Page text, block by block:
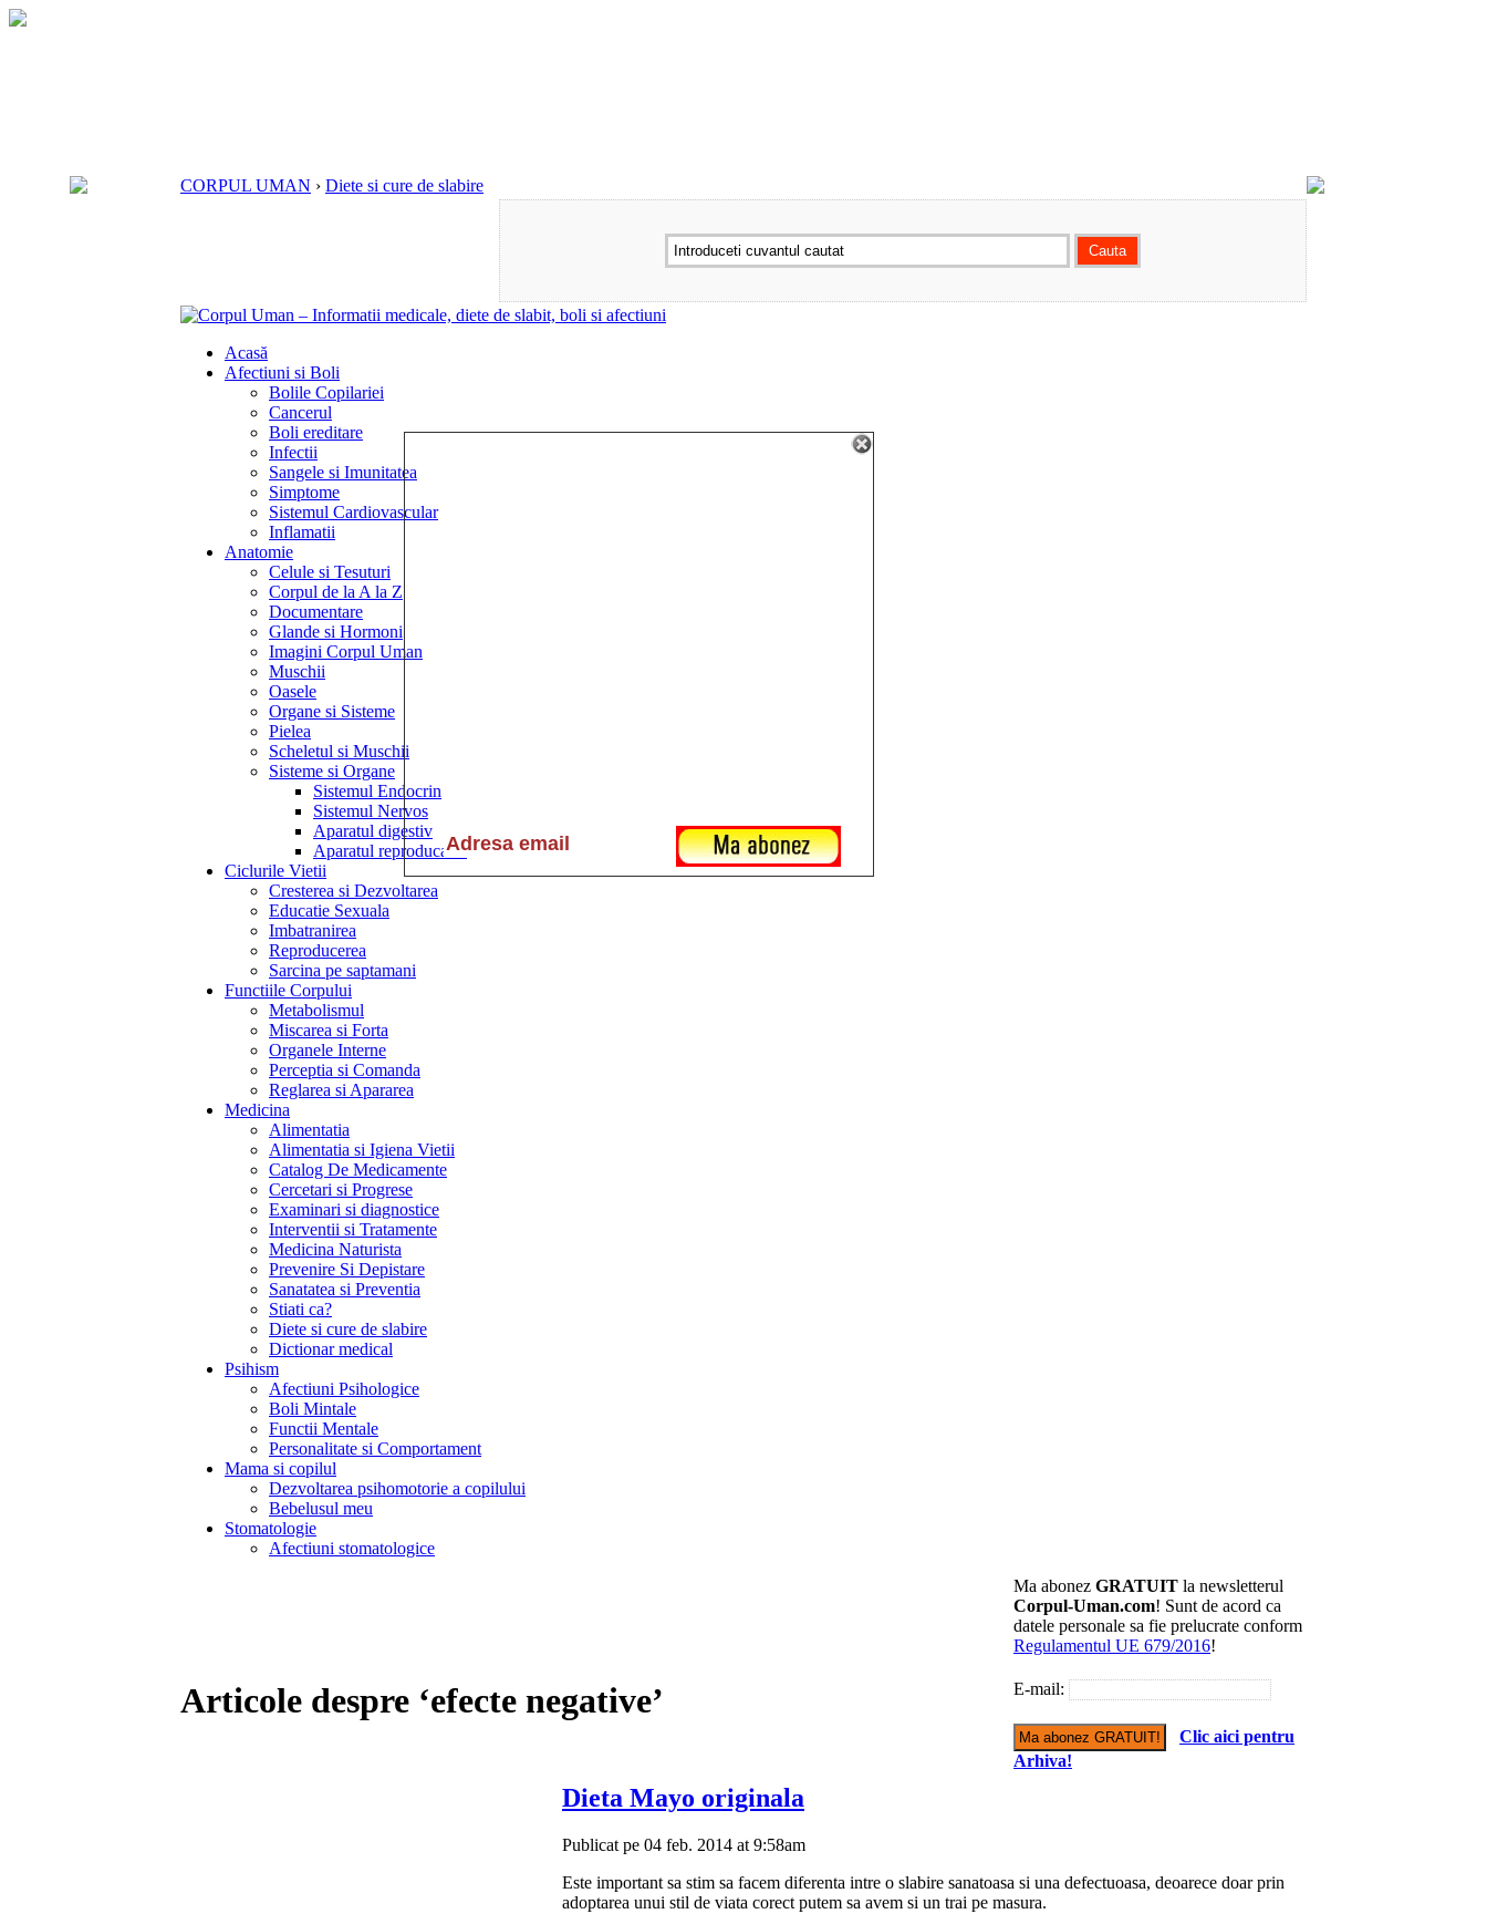
CORPUL UMAN › Diete si cure de slabire
Acasă
Afectiuni si Boli
Bolile Copilariei
Cancerul
Boli ereditare
Infectii
Sangele si Imunitatea
Simptome
Sistemul Cardiovascular
Inflamatii
Anatomie
Celule si Tesuturi
Corpul de la A la Z
Documentare
Glande si Hormoni
Imagini Corpul Uman
Muschii
Oasele
Organe si Sisteme
Pielea
Scheletul si Muschii
Sisteme si Organe
Sistemul Endocrin
Sistemul Nervos
Aparatul digestiv
Aparatul reproducator
Ciclurile Vietii
Cresterea si Dezvoltarea
Educatie Sexuala
Imbatranirea
Reproducerea
Sarcina pe saptamani
Functiile Corpului
Metabolismul
Miscarea si Forta
Organele Interne
Perceptia si Comanda
Reglarea si Apararea
Medicina
Alimentatia
Alimentatia si Igiena Vietii
Catalog De Medicamente
Cercetari si Progrese
Examinari si diagnostice
Interventii si Tratamente
Medicina Naturista
Prevenire Si Depistare
Sanatatea si Preventia
Stiati ca?
Diete si cure de slabire
Dictionar medical
Psihism
Afectiuni Psihologice
Boli Mintale
Functii Mentale
Personalitate si Comportament
Mama si copilul
Dezvoltarea psihomotorie a copilului
Bebelusul meu
Stomatologie
Afectiuni stomatologice
Ma abonez GRATUIT la newsletterul
Corpul-Uman.com! Sunt de acord ca
datele personale sa fie prelucrate conform
Regulamentul UE 679/2016!
E-mail:
Clic aici pentru
Arhiva!
Articole despre ‘efecte negative’
Dieta Mayo originala
Publicat pe 04 feb. 2014 at 9:58am
Este important sa stim sa facem diferenta intre o slabire sanatoasa si una defectuoasa, deoarece doar prin
adoptarea unui stil de viata corect putem sa avem si un trai pe masura.